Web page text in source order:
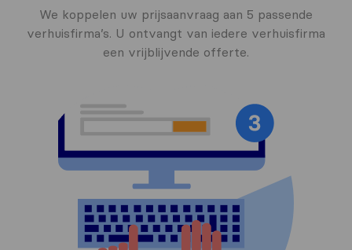
We koppelen uw prijsaanvraag aan 5 passende
verhuisfirma’s. U ontvangt van iedere verhuisfirma
een vrijblijvende offerte.